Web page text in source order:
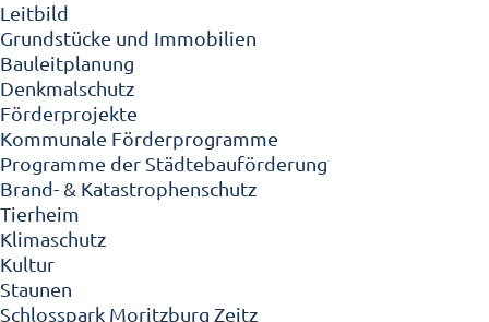
Leitbild
Grundstücke und Immobilien
Bauleitplanung
Denkmalschutz
Förderprojekte
Kommunale Förderprogramme
Programme der Städtebauförderung
Brand- & Katastrophenschutz
Tierheim
Klimaschutz
Kultur
Staunen
Schlosspark Moritzburg Zeitz